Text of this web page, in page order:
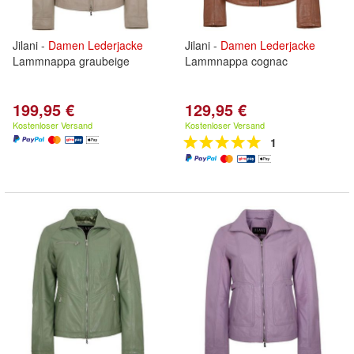
Jilani - Damen Lederjacke
Lammnappa graubeige
199,95 €
Kostenloser Versand
Jilani - Damen Lederjacke
Lammnappa cognac
129,95 €
Kostenloser Versand
1